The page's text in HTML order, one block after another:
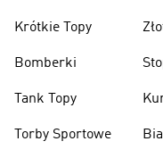
Krótkie Topy
Bomberki
Tank Topy
Torby Sportowe